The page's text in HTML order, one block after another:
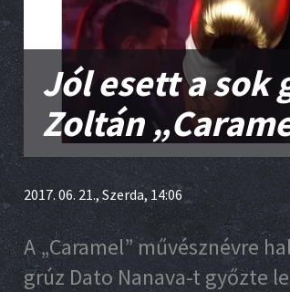
Jól esett a sok
Zoltán
2017. 06. 21., Szerda, 14:06
A „Caramel” művésznévre
grúz Dato Nanava-t győzte